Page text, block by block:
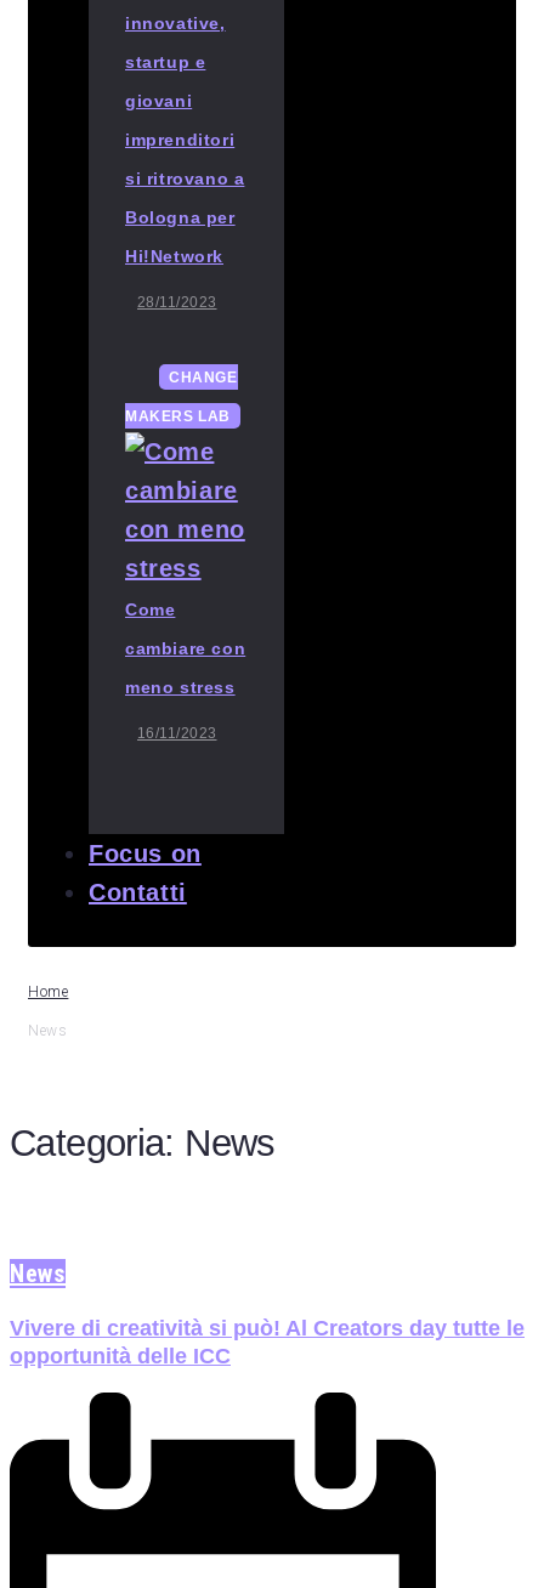
innovative,
startup e
giovani
imprenditori
si ritrovano a
Bologna per
Hi!Network
28/11/2023
CHANGE
MAKERS LAB
Come
cambiare con
meno stress
16/11/2023
Focus on
Contatti
Home
News
Categoria: News
News
Vivere di creatività si può! Al Creators day tutte le
opportunità delle ICC